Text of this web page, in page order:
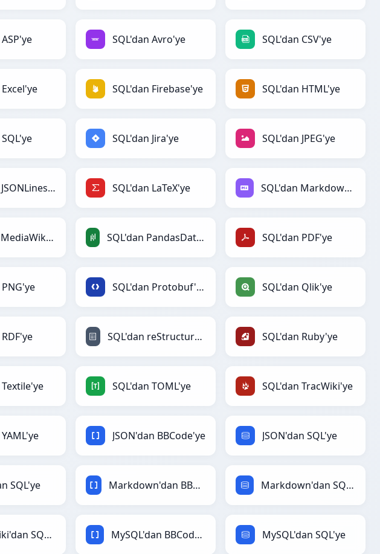
SQL'dan Avro'ye SQL'dan CSV'ye
SQL'dan Firebase'ye SQL'dan HTML'ye
SQL'dan Jira'ye SQL'dan JPEG'ye
SQL'dan JSONLines'ye SQL'dan LaTeX'ye SQL'dan Markdown'ye
SQL'dan MediaWiki'ye SQL'dan PandasDataFrame'ye SQL'dan PDF'ye
SQL'dan Protobuf'ye SQL'dan Qlik'ye
SQL'dan reStructuredText'ye SQL'dan Ruby'ye
SQL'dan TOML'ye SQL'dan TracWiki'ye
JSON'dan BBCode'ye JSON'dan SQL'ye
SQL'ye Markdown'dan BBCode'ye Markdown'dan SQL'ye
MediaWiki'dan SQL'ye MySQL'dan BBCode'ye MySQL'dan SQL'ye